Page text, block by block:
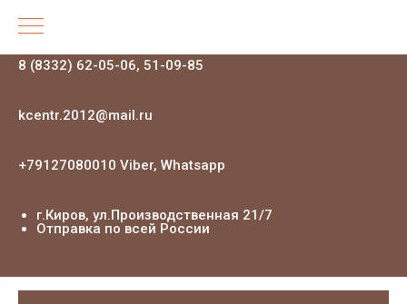
8 (8332) 62-05-06, 51-09-85
kcentr.2012@mail.ru
+79127080010 Viber, Whatsapp
г.Киров, ул.Производственная 21/7
Отправка по всей России